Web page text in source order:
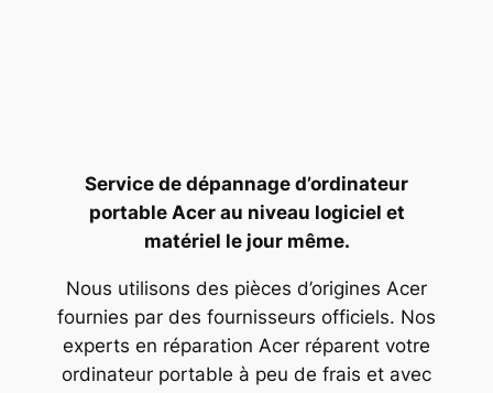
Service de dépannage d’ordinateur
portable Acer au niveau logiciel et
matériel le jour même.
Nous utilisons des pièces d’origines Acer
fournies par des fournisseurs officiels. Nos
experts en réparation Acer réparent votre
ordinateur portable à peu de frais et avec